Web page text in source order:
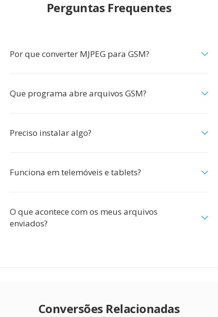
Perguntas Frequentes
Por que converter MJPEG para GSM?
Que programa abre arquivos GSM?
Preciso instalar algo?
Funciona em telemóveis e tablets?
O que acontece com os meus arquivos
enviados?
Conversões Relacionadas